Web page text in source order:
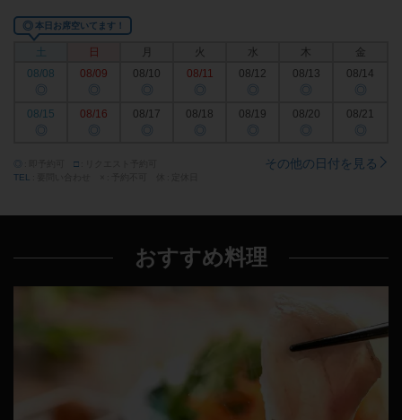
◎本日お席空いてます！
土 日 火 水 木
金
08/08
◎
08/09
◎
08/10
◎
08/11
◎
08/12
◎
08/13
◎
08/14
◎
08/15
◎
08/16
◎
08/17
◎
08/18
◎
08/19
◎
08/20
◎
08/21
◎
□
TEL
その他の日付を見る
おすすめ料理